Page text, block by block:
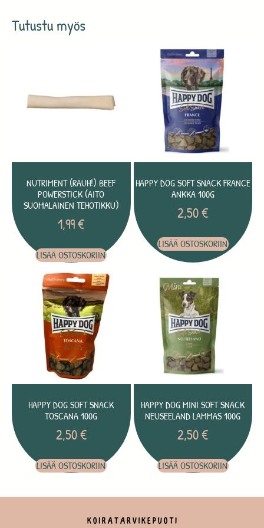
Tutustu myös
NUTRIMENT (RAUH!) BEEF
POWERSTICK (AITO
SUOMALAINEN TEHOTIKKU)
1,99€
LISÄÄ OSTOSKORIIN
HAPPY DOG SOFT SNACK FRANCE
ANKKA 100G
2,50€
LISÄÄ OSTOSKORIIN
HAPPY DOG SOFT SNACK
TOSCANA 100G
2,50€
LISÄÄ OSTOSKORIIN
HAPPY DOG MINI SOFT SNACK
NEUSEELAND LAMMAS 100G
2,50€
LISÄÄ OSTOSKORIIN